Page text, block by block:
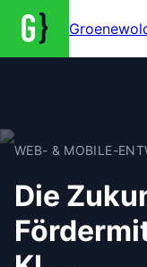
WEB- & MOBILE-
Die